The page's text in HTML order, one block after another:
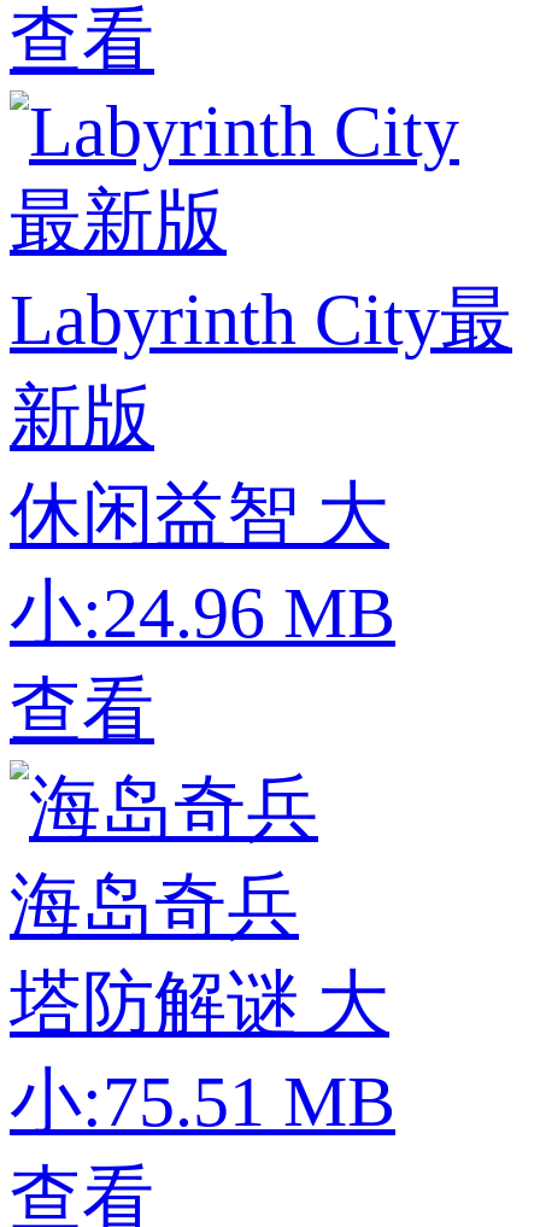
查看
Labyrinth City最
新版
休闲益智 大
小:24.96 MB
查看
海岛奇兵
塔防解谜 大
小:75.51 MB
查看